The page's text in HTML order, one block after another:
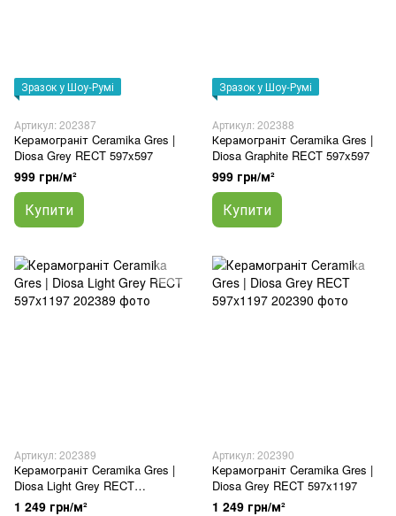
Зразок у Шоу-Румі
Артикул: 202387
Керамограніт Ceramika Gres |
Diosa Grey RECT 597x597
999 грн/м²
Купити
Зразок у Шоу-Румі
Артикул: 202388
Керамограніт Ceramika Gres |
Diosa Graphite RECT 597x597
999 грн/м²
Купити
Артикул: 202389
Керамограніт Ceramika Gres |
Diosa Light Grey RECT
597x1197
1 249 грн/м²
Артикул: 202390
Керамограніт Ceramika Gres |
Diosa Grey RECT 597x1197
1 249 грн/м²